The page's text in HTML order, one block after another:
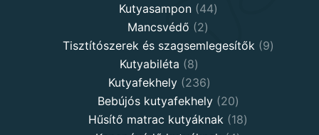
products
Kutyasampon 4444
Mancsvédő 22
products
Tisztítószerek és szagsemlegesítők 99
Kutyabiléta 88
products
Kutyafekhely 236236
products
Bebújós kutyafekhely 2020
products
Hűsítő matrac kutyáknak 1818